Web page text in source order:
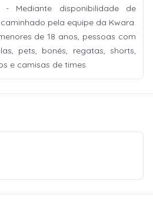
Mediante disponibilidade de
pela equipe da Kwara.
de 18 anos, pessoas com
pets, bonés, regatas, shorts,
e camisas de times.